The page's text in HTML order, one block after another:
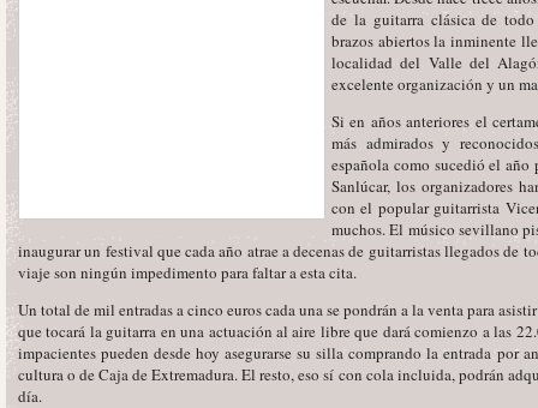
de la guitarra clásica de
brazos abiertos la inminente
localidad del Valle del
excelente organización y un
Si en años anteriores el
más admirados y
española como sucedió el
Sanlúcar, los organizadores
con el popular guitarrista
muchos. El músico sevillano
inaugurar un festival que cada año atrae a decenas de guitarristas llegados de
viaje son ningún impedimento para faltar a esta cita.
Un total de mil entradas a cinco euros cada una se pondrán a la venta para
que tocará la guitarra en una actuación al aire libre que dará comienzo a las
impacientes pueden desde hoy asegurarse su silla comprando la entrada por
cultura o de Caja de Extremadura. El resto, eso sí con cola incluida, podrán
día.